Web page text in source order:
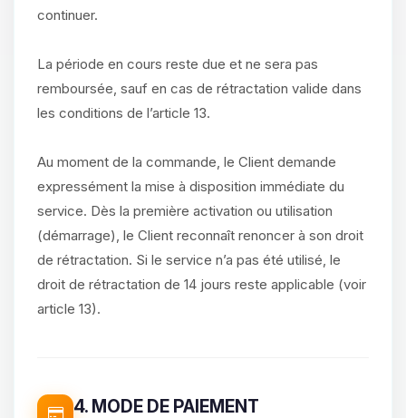
continuer.
La période en cours reste due et ne sera pas
remboursée, sauf en cas de rétractation valide dans
les conditions de l’article 13.
Au moment de la commande, le Client demande
expressément la mise à disposition immédiate du
service. Dès la première activation ou utilisation
(démarrage), le Client reconnaît renoncer à son droit
de rétractation. Si le service n’a pas été utilisé, le
droit de rétractation de 14 jours reste applicable (voir
article 13).
4. MODE DE PAIEMENT